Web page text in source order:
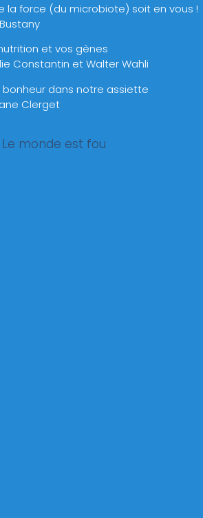
la force (du microbiote) soit en vous !
et vos gènes
Constantin et Walter Wahli
bonheur dans notre assiette
Clerget
Le monde est fou